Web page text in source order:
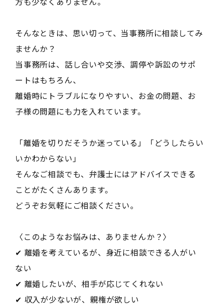
そんなときは、思い切って、当事務所に相談してみ
ませんか？
当事務所は、話し合いや交渉、調停や訴訟のサポ
ートはもちろん、
離婚時にトラブルになりやすい、お金の問題、お
子様の問題にも力を入れています。
「離婚を切りだそうか迷っている」「どうしたらい
いかわからない」
そんなご相談でも、弁護士にはアドバイスできる
ことがたくさんあります。
どうぞお気軽にご相談ください。
〈このようなお悩みは、ありませんか？〉
✔ 離婚を考えているが、身近に相談できる人がい
ない
✔ 離婚したいが、相手が応じてくれない
✔ 収入が少ないが、親権が欲しい